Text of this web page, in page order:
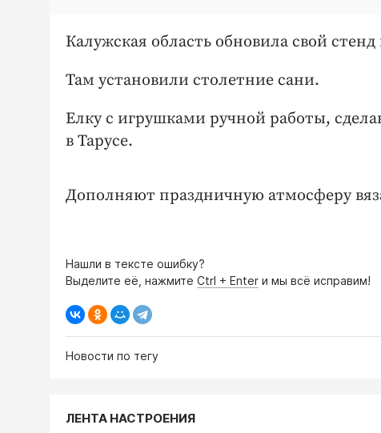
Калужская область обновила свой
Там установили столетние сани.
Елку с игрушками ручной работы,
в Тарусе.
Дополняют праздничную атмосферу
Нашли в тексте ошибку?
Выделите её, нажмите Ctrl + Enter и мы всё исправим!
Новости по тегу
ЛЕНТА НАСТРОЕНИЯ